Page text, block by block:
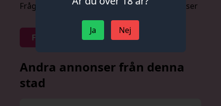
Fråga om priser anonymt och utan förpliktelser
Fråga om priser
Andra annonser från denna
stad
Ja Nej